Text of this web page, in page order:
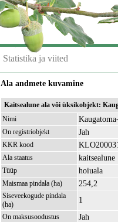
Statistika ja viited
Ala andmete kuvamine
Kaitsealune ala või üksikobjekt:
Nimi
On registriobjekt Jah
KKR kood
Ala staatus kaitsealune
Tüüp hoiuala
Maismaa pindala (ha) 254,2
Siseveekogude pindala
(ha)
1
On maksusoodustus Jah